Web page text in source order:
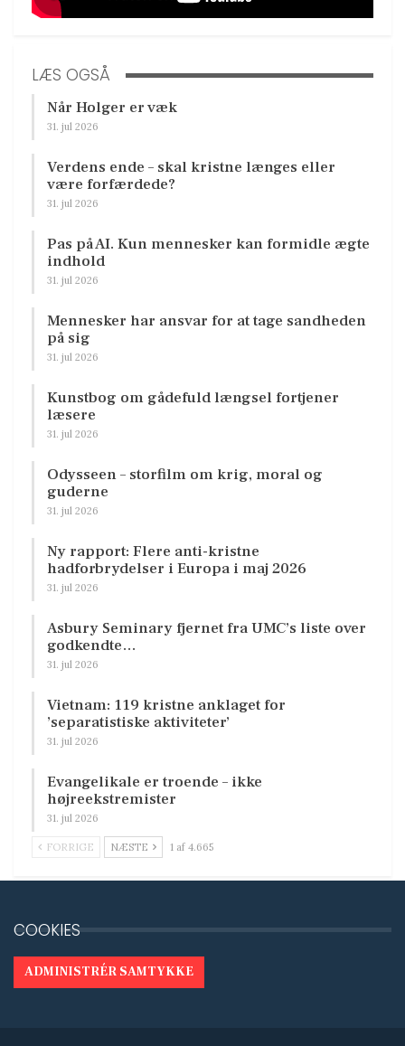
LÆS OGSÅ
Når Holger er væk
31. jul 2026
Verdens ende – skal kristne længes eller
være forfærdede?
31. jul 2026
Pas på AI. Kun mennesker kan formidle ægte
indhold
31. jul 2026
Mennesker har ansvar for at tage sandheden
på sig
31. jul 2026
Kunstbog om gådefuld længsel fortjener
læsere
31. jul 2026
Odysseen – storfilm om krig, moral og
guderne
31. jul 2026
Ny rapport: Flere anti-kristne
hadforbrydelser i Europa i maj 2026
31. jul 2026
Asbury Seminary fjernet fra UMC’s liste over
godkendte…
31. jul 2026
Vietnam: 119 kristne anklaget for
’separatistiske aktiviteter’
31. jul 2026
Evangelikale er troende – ikke
højreekstremister
31. jul 2026
FORRIGE NÆSTE 1 af 4.665
COOKIES
ADMINISTRÉR SAMTYKKE